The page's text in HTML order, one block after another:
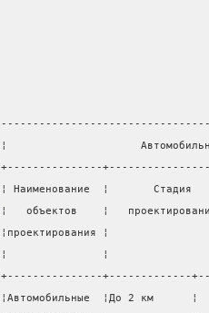
¦
+---------------
¦ Наименование  ¦       Стадия
¦   объектов    ¦
¦проектирования ¦
¦               ¦                    ¦
+---------------+-------------
¦Автомобильные  ¦До 2 км